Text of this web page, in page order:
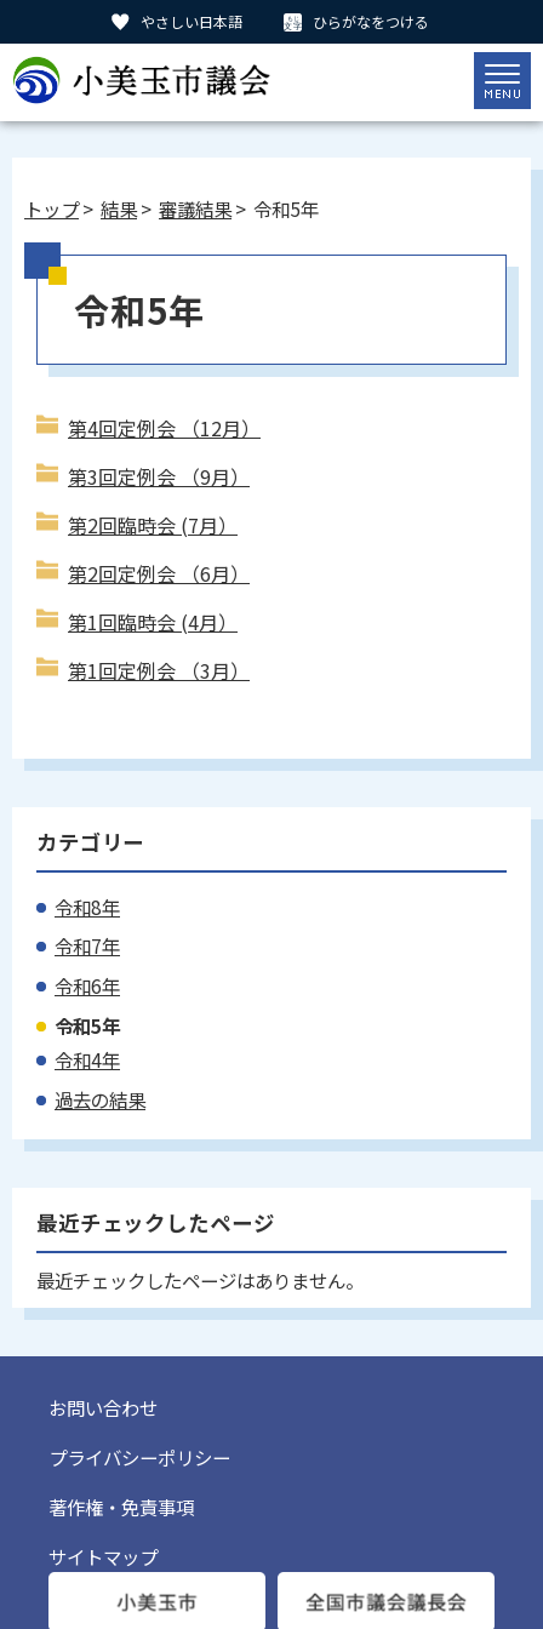
やさしい日本語 ひらがなをつける
トップ> 結果> 審議結果> 令和5年
令和5年
第4回定例会 （12月）
第3回定例会 （9月）
第2回臨時会 (7月）
第2回定例会 （6月）
第1回臨時会 (4月）
第1回定例会 （3月）
カテゴリー
令和8年
令和7年
令和6年
令和5年
令和4年
過去の結果
最近チェックしたページ
最近チェックしたページはありません。
お問い合わせ
プライバシーポリシー
著作権・免責事項
サイトマップ